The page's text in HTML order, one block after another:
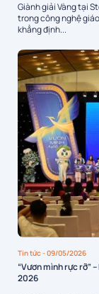
Giành giải Vàng tại
trong công nghệ
khẳng định...
Tin tức- 09/05/2026
“Vươn mình rực rỡ”
2026